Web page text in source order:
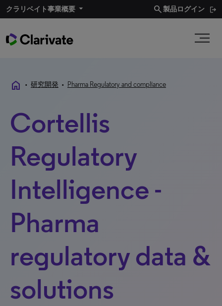
クラリベイト事業概要​ search製品ログイン
home • 研究開発 • Pharma Regulatory and compliance
Cortellis
Regulatory
Intelligence -
Pharma
regulatory data &
solutions